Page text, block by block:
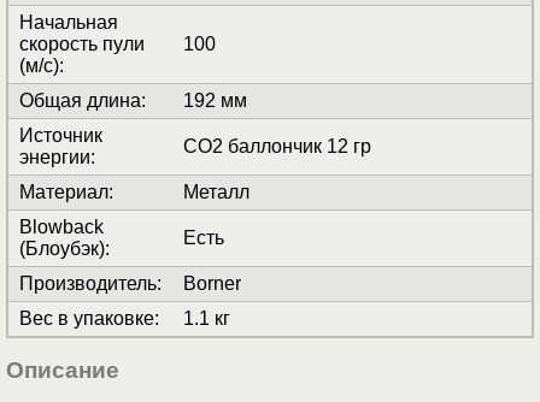
Начальная
скорость пули
(м/с):
100
Общая длина:
192 мм
Источник
энергии:
СО2 баллончик 12 гр
Материал:
Металл
Blowback
(Блоубэк):
Есть
Производитель:
Borner
Вес в упаковке: 1.1 кг
Описание